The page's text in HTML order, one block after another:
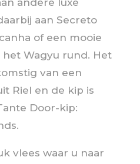
andere luxe
aan Secreto
of een mooie
Wagyu rund. Het
van een
Riel en de kip is
Door-kip:
vlees waar u naar